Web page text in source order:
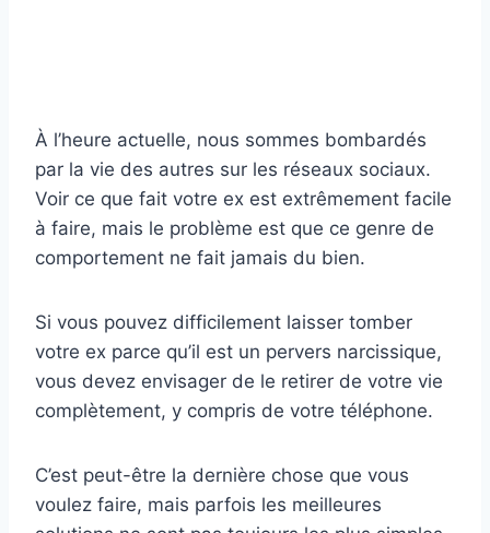
À l’heure actuelle, nous sommes bombardés
par la vie des autres sur les réseaux sociaux.
Voir ce que fait votre ex est extrêmement facile
à faire, mais le problème est que ce genre de
comportement ne fait jamais du bien.
Si vous pouvez difficilement laisser tomber
votre ex parce qu’il est un pervers narcissique,
vous devez envisager de le retirer de votre vie
complètement, y compris de votre téléphone.
C’est peut-être la dernière chose que vous
voulez faire, mais parfois les meilleures